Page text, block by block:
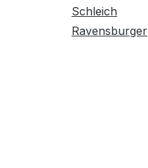
Schleich
Ravensburger